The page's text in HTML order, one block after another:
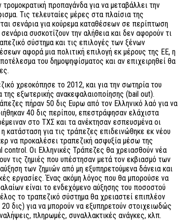
τρομοκρατική προπαγάνδα για να μεταβάλλει την
Τις τελευταίες μέρες στα πλαίσια της
σενάρια για κούρεμα καταθέσεων σε περίπτωση
συσκοτίζουν την αλήθεια και δεν αφορούν τι
σύστημα και τις επιλογές των ξένων
αφορά μια πολιτική επιλογή εκ μέρους της ΕΕ, η
του δημοψηφίσματος και αν επιχειρηθεί θα
χρεοκόπησε το 2012, και για την σωτηρία του
της εξωτερικής ανακεφαλαιοποίησης (bail out).
πήραν 50 δις Ευρω από τον Ελληνικό λαό για να
40 δις περίπου, επεστράφησαν ελάχιστα
στο ΤΧΣ και τα ανέκτησαν εσπευσμένα οι
κατάσταση για τις τράπεζες επιδεινώθηκε εκ νέου
να προκαλέσει τραπεζική ασφυξία μέσω της
control. Οι Ελληνικές Τράπεζες θα χρειασθούν νέα
τις ζημιές που υπέστησαν μετά τον εκβιασμό των
των ζημιών από μη εξυπηρετούμενα δάνεια και
εργασίες. Ένας ακόμη λόγος που θα μπορούσε να
είναι το ενδεχόμενο αύξησης του ποσοστού
το τραπεζικό σύστημα θα χρειαστεί επιπλέον
δις) για να μπορούν να εξυπηρετούν στοιχειωδώς
πληρωμές, συναλλακτικές ανάγκες, κλπ.